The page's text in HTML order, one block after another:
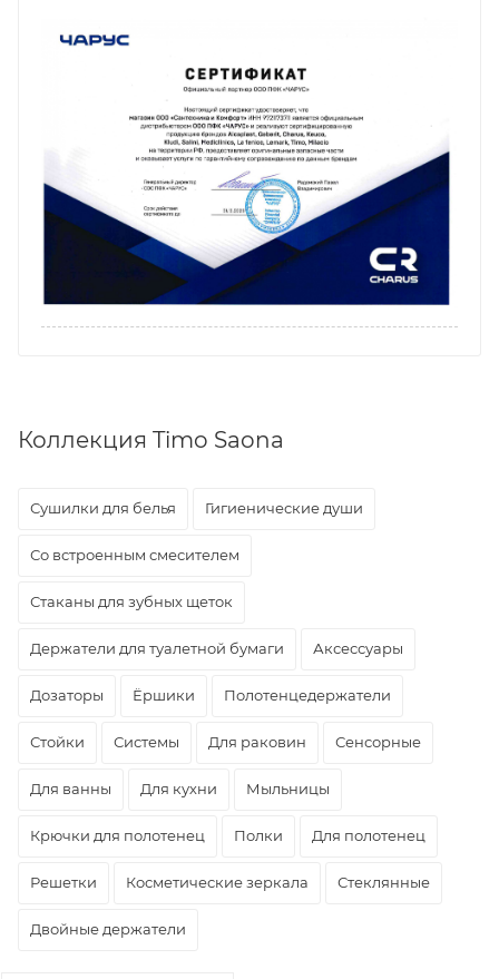
Коллекция Timo Saona
Сушилки для белья Гигиенические души
Со встроенным смесителем
Стаканы для зубных щеток
Держатели для туалетной бумаги Аксессуары
Дозаторы Ёршики Полотенцедержатели
Стойки Системы Для раковин Сенсорные
Для ванны Для кухни Мыльницы
Крючки для полотенец Полки Для полотенец
Решетки Косметические зеркала Стеклянные
Двойные держатели